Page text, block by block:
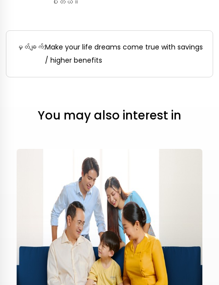
မှတ်ချက်:Make your life dreams come true with savings
/ higher benefits
You may also interest in